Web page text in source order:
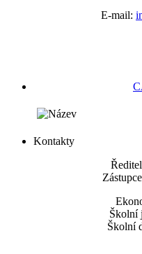
E-mail:
Kontakty
Školní
Školní